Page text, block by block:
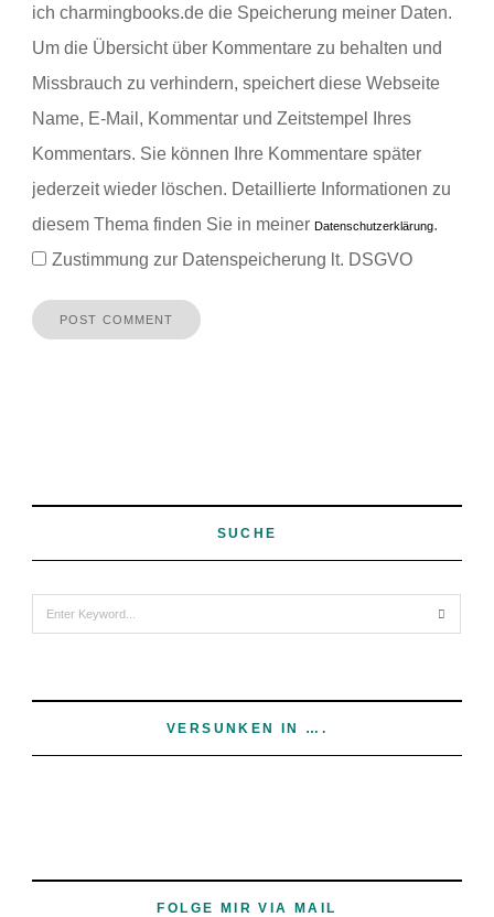
ich charmingbooks.de die Speicherung meiner Daten.
Um die Übersicht über Kommentare zu behalten und
Missbrauch zu verhindern, speichert diese Webseite
Name, E-Mail, Kommentar und Zeitstempel Ihres
Kommentars. Sie können Ihre Kommentare später
jederzeit wieder löschen. Detaillierte Informationen zu
diesem Thema finden Sie in meiner Datenschutzerklärung.
Zustimmung zur Datenspeicherung lt. DSGVO
SUCHE
VERSUNKEN IN ….
FOLGE MIR VIA MAIL